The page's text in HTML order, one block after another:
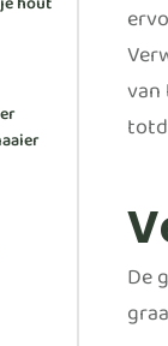
De
hout